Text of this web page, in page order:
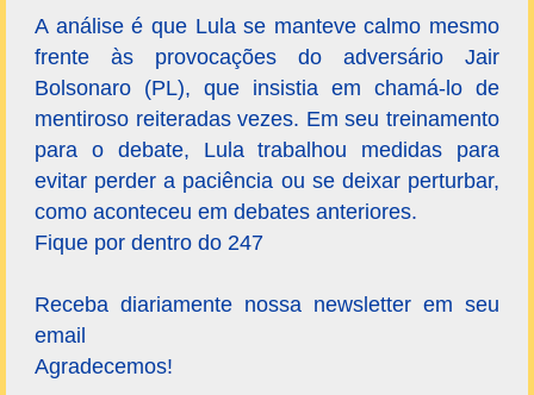
A análise é que Lula se manteve calmo mesmo
frente às provocações do adversário Jair
Bolsonaro (PL), que insistia em chamá-lo de
mentiroso reiteradas vezes. Em seu treinamento
para o debate, Lula trabalhou medidas para
evitar perder a paciência ou se deixar perturbar,
como aconteceu em debates anteriores.
Fique por dentro do 247
Receba diariamente nossa newsletter em seu
email
Agradecemos!